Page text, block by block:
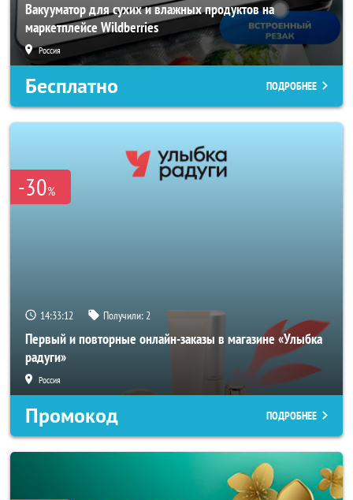
Вакууматор для сухих и влажных продуктов на
маркетплейсе Wildberries
Россия
Бесплатно ПОДРОБНЕЕ
-30%
14:33:10 Получили:2
Первый и повторные онлайн-заказы в магазине «Улыбка
радуги»
Россия
Промокод ПОДРОБНЕЕ